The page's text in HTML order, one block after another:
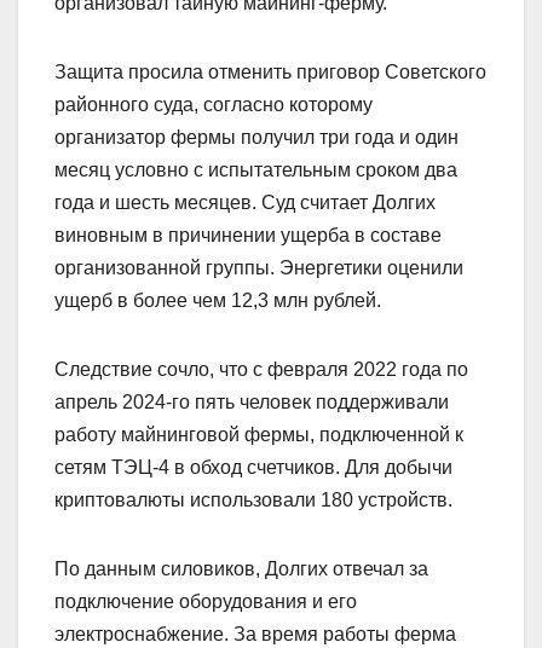
Защита просила отменить приговор Советского
районного суда, согласно которому
организатор фермы получил три года и один
месяц условно с испытательным сроком два
года и шесть месяцев. Суд считает Долгих
виновным в причинении ущерба в составе
организованной группы. Энергетики оценили
ущерб в более чем 12,3 млн рублей.
Следствие сочло, что с февраля 2022 года по
апрель 2024-го пять человек поддерживали
работу майнинговой фермы, подключенной к
сетям ТЭЦ-4 в обход счетчиков. Для добычи
криптовалюты использовали 180 устройств.
По данным силовиков, Долгих отвечал за
подключение оборудования и его
электроснабжение. За время работы ферма